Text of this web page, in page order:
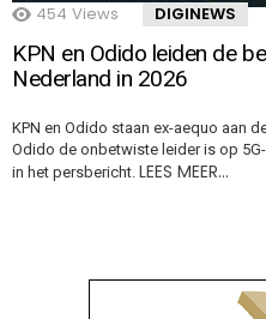
454 Views DIGINEWS
KPN en Odido leiden de
Nederland in 2026
KPN en Odido staan ex-aequo aan
Odido de onbetwiste leider is op
in het persbericht. LEES MEER…